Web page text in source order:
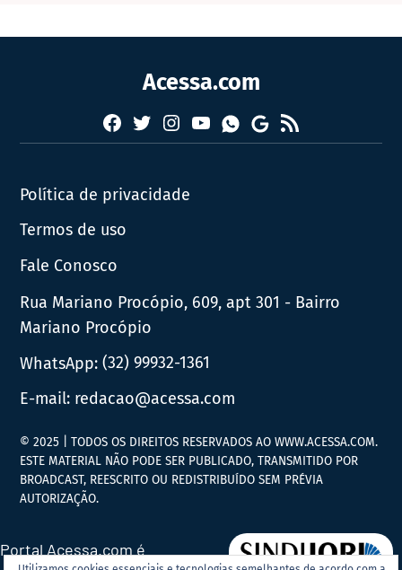
Acessa.com
Facebook
TwitterInstagram
YouTubeWhatsapp
Google
News
RSS
Política de privacidade
Termos de uso
Fale Conosco
Rua Mariano Procópio, 609, apt 301 - Bairro
Mariano Procópio
WhatsApp:(32) 99932-1361
E-mail: redacao@acessa.com
© 2025 | TODOS OS DIREITOS RESERVADOS AO WWW.ACESSA.COM.
ESTE MATERIAL NÃO PODE SER PUBLICADO, TRANSMITIDO POR
BROADCAST, REESCRITO OU REDISTRIBUÍDO SEM PRÉVIA
AUTORIZAÇÃO.
Portal Acessa.com é